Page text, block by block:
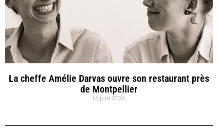
La cheffe Amélie Darvas ouvre son restaurant près
de Montpellier
14 juin 2026